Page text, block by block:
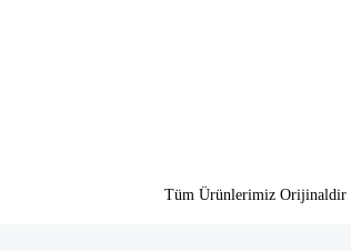
Tüm Ürünlerimiz Orijinaldir